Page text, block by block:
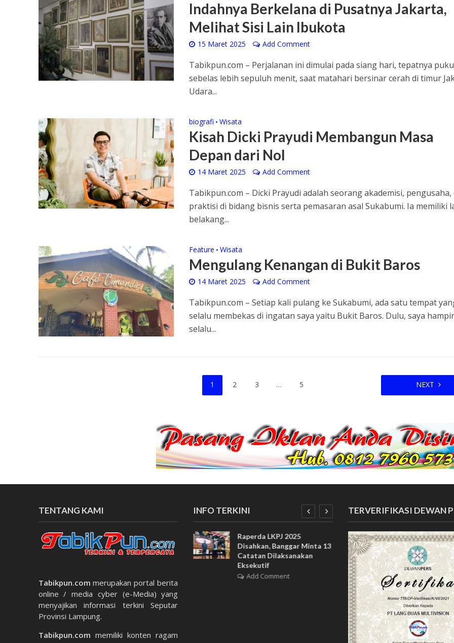
Indahnya Berkelana di Pusatnya Jakarta,
Melihat Sisi Lain Ibukota
15 Maret 2025 Add Comment
Tabikpun.com – Perjalanan ini dimulai pada siang hari, tepatnya
sebelas lebih sepuluh menit, saat matahari bersinar cerah di timur
Udara...
biografi • Wisata
Kisah Dicki Prayudi Membangun Masa
Depan dari Nol
14 Maret 2025 Add Comment
Tabikpun.com – Dicki Prayudi adalah seorang akademisi, pengusaha,
praktisi di bidang bisnis serta pemasaran asal Sukabumi. Ia memiliki
belakang...
Feature • Wisata
Mengulang Kenangan di Bukit Baros
14 Maret 2025 Add Comment
Tabikpun.com – Setiap kali pulang ke Sukabumi, ada satu tempat
selalu membekas di ingatan saya yaitu Bukit Baros. Dulu, saya hampir
selalu...
1 2 3 … 5 NEXT
TENTANG KAMI
Tabikpun.com merupakan portal berita
online / media cyber (e-Media) yang
menyajikan informasi terkini Seputar
Provinsi Lampung.
Tabikpun.com memiliki konten ragam
INFO TERKINI
Bersiap Hadapi Evaluasi
Nasional, DPMPTSP Ikuti
Bimtek Zoom Meeting MPP
Raperda LKPJ 2025
Disahkan, Banggar Minta 13
Catatan Dilaksanakan
Eksekutif
Add Comment
KNPI Lampung
Bupati Copot Kadis
Jika Warga Terus
Jalan Sendiri
Add Comment
TERVERIFIKASI DEWAN